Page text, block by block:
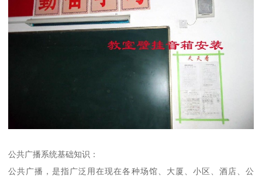
公共广播系统基础知识：
公共广播，是指广泛用在现在各种场馆、大厦、小区、酒店、公